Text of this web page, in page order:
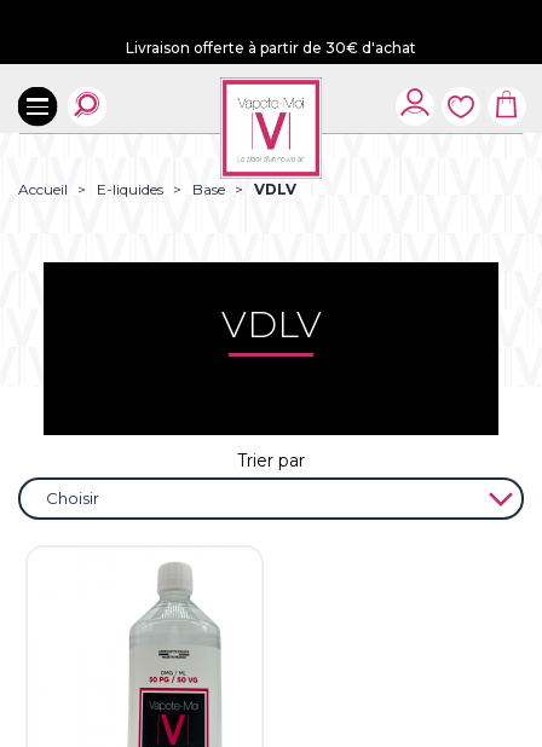
Livraison offerte à partir de 30€ d'achat
Accueil E-liquides Base VDLV
VDLV
Trier par
Choisir 